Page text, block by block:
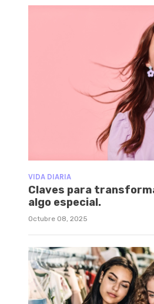
VIDA DIARIA
Claves para
algo especial.
Octubre 08, 2025